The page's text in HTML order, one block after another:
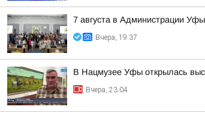
7 августа в Администрации
Вчера, 19:37
В Нацмузее Уфы открылась
Вчера, 23:04